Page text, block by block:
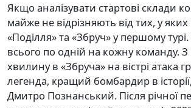
Якщо аналізувати стартові склади
майже не відрізняють від тих, у яких
«Поділля» та «Збруч» у першому
всього по одній на кожну команду.
хвилину в «Збруча» на вістрі атака
легенда, кращий бомбардир в
Дмитро Познанський. Після річної